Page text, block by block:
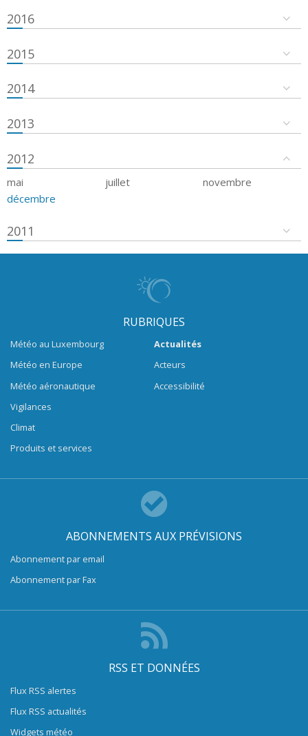
2016
2015
2014
2013
2012
mai juillet
novembre
décembre
2011
RUBRIQUES
Météo au Luxembourg
Météo en Europe
Météo aéronautique
Vigilances
Climat
Produits et services
Actualités
Acteurs
Accessibilité
ABONNEMENTS AUX PRÉVISIONS
Abonnement par email
Abonnement par Fax
RSS ET DONNÉES
Flux RSS alertes
Flux RSS actualités
Widgets météo